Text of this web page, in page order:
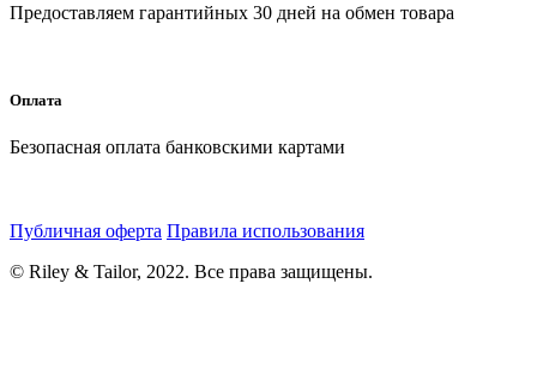
Предоставляем гарантийных 30 дней на обмен товара
Оплата
Безопасная оплата банковскими картами
Публичная оферта Правила использования
© Riley & Tailor, 2022. Все права защищены.